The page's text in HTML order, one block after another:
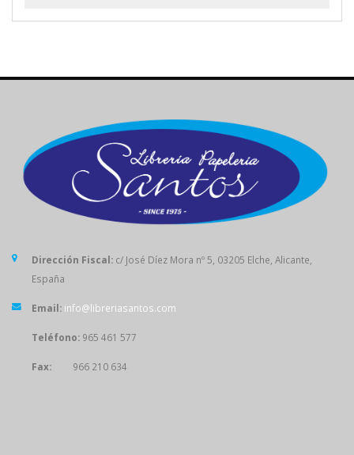
Dirección Fiscal: c/ José Díez Mora nº 5, 03205 Elche, Alicante,
España
Email: info@libreriasantos.com
Teléfono: 965 461 577
Fax: 966 210 634